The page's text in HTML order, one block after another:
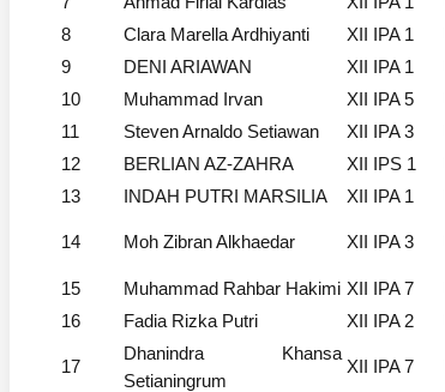
8
Clara Marella Ardhiyanti XII IPA 1
9
DENI ARIAWAN XII IPA 1
10
Muhammad Irvan XII IPA 5
11
Steven Arnaldo Setiawan XII IPA 3
12
BERLIAN AZ-ZAHRA XII IPS 1
13
INDAH PUTRI MARSILIA XII IPA 1
14 Moh Zibran Alkhaedar XII IPA 3
15
Muhammad Rahbar Hakimi XII IPA 7
16
Fadia Rizka Putri XII IPA 2
17
Dhanindra Khansa
Setianingrum
XII IPA 7